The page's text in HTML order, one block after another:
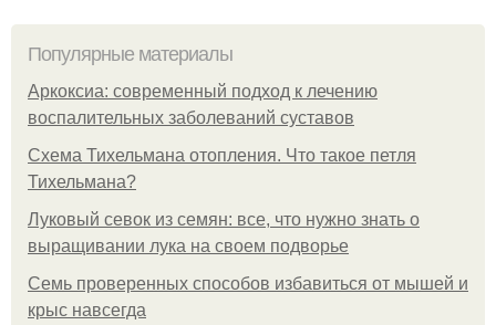
Популярные материалы
Аркоксиа: современный подход к лечению
воспалительных заболеваний суставов
Схема Тихельмана отопления. Что такое петля
Тихельмана?
Луковый севок из семян: все, что нужно знать о
выращивании лука на своем подворье
Семь проверенных способов избавиться от мышей и
крыс навсегда